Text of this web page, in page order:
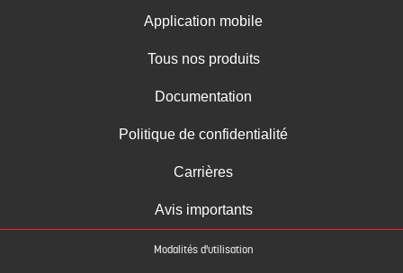
Application mobile
Tous nos produits
Documentation
Politique de confidentialité
Carrières
Avis importants
Modalités d'utilisation